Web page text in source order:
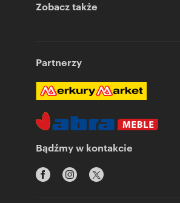
Zobacz także
Partnerzy
Bądźmy w kontakcie